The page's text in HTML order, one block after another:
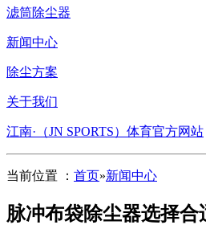
滤筒除尘器
新闻中心
除尘方案
关于我们
江南·（JN SPORTS）体育官方网站
当前位置 ： 首页»新闻中心
脉冲布袋除尘器选择合